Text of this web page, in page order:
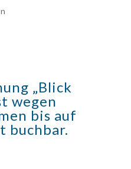
„Blick
wegen
bis auf
buchbar.